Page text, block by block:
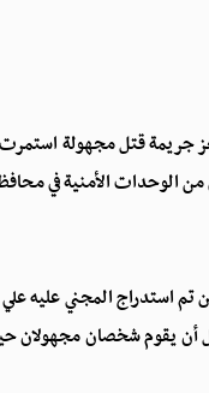
جريمة قتل مجهولة
الوحدات الأمنية في
الجريمة إلى عام 2016، حين تم
يقوم شخصان مجهولان